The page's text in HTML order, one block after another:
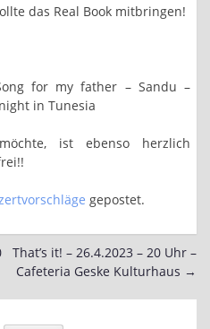
das Real Book mitbringen!
for my father – Sandu –
in Tunesia
ist ebenso herzlich
gepostet.
That’s it! – 26.4.2023 – 20 Uhr –
Cafeteria Geske Kulturhaus →